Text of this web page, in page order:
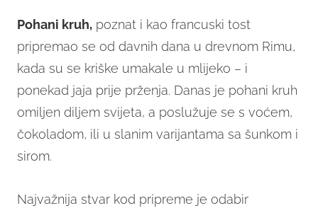
Pohani kruh, poznat i kao francuski tost
pripremao se od davnih dana u drevnom Rimu,
kada su se kriške umakale u mlijeko – i
ponekad jaja prije prženja. Danas je pohani kruh
omiljen diljem svijeta, a poslužuje se s voćem,
čokoladom, ili u slanim varijantama sa šunkom i
sirom.
Najvažnija stvar kod pripreme je odabir